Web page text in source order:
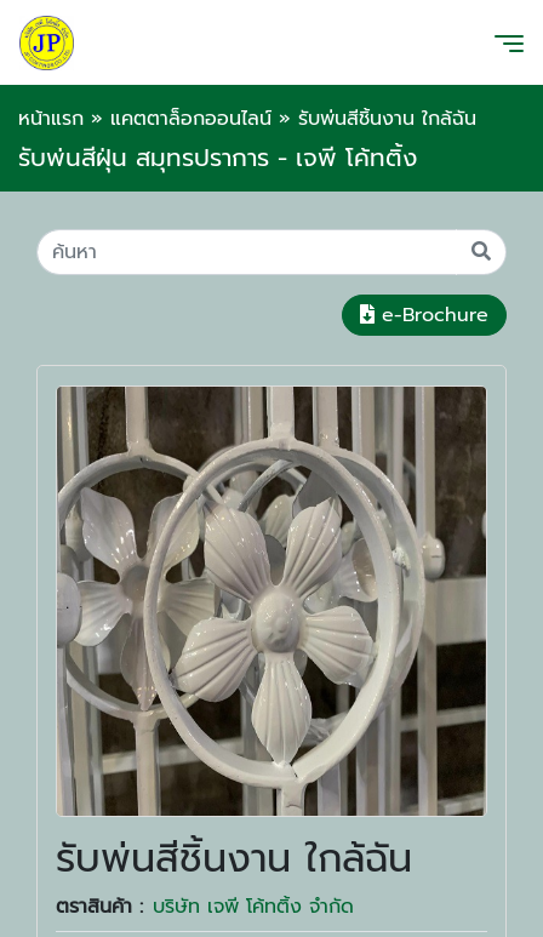
หน้าแรก » แคตตาล็อกออนไลน์ » รับพ่นสีชิ้นงาน ใกล้ฉัน
รับพ่นสีฝุ่น สมุทรปราการ - เจพี โค้ทติ้ง
e-Brochure
รับพ่นสีชิ้นงาน ใกล้ฉัน
ตราสินค้า : บริษัท เจพี โค้ทติ้ง จำกัด